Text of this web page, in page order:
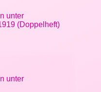
unter
(Doppelheft)
unter